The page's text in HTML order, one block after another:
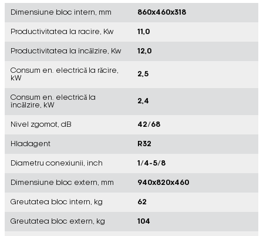
Dimensiune bloc intern, mm 860x460x318
Productivitatea la racire, Kw 11,0
Productivitatea la încălzire, Kw 12,0
Consum en. electrică la răcire,
kW
2,5
Consum en. electrică la
încălzire, kW
2,4
Nivel zgomot, dB 42/68
Hladagent R32
Diametru conexiunii, inch 1/4-5/8
Dimensiune bloc extern, mm 940x820x460
Greutatea bloc intern, kg 62
Greutatea bloc extern, kg 104